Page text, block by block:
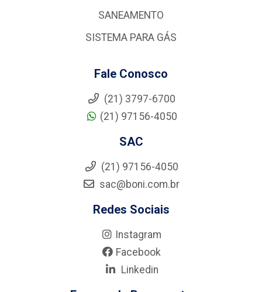
SANEAMENTO
SISTEMA PARA GÁS
Fale Conosco
(21) 3797-6700
(21) 97156-4050
SAC
(21) 97156-4050
sac@boni.com.br
Redes Sociais
Instagram
Facebook
Linkedin